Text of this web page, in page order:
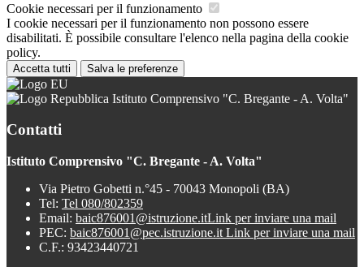
Cookie necessari per il funzionamento
I cookie necessari per il funzionamento non possono essere
disabilitati. È possibile consultare l'elenco nella pagina della cookie
policy.
Accetta tutti Salva le preferenze
Istituto Comprensivo "C. Bregante - A. Volta"
Contatti
Istituto Comprensivo "C. Bregante - A. Volta"
Via Pietro Gobetti n.°45 - 70043 Monopoli (BA)
Tel: Tel 080/802359
Email: baic876001@istruzione.itLink per inviare una mail
PEC: baic876001@pec.istruzione.it Link per inviare una mail
C.F.: 93423440721